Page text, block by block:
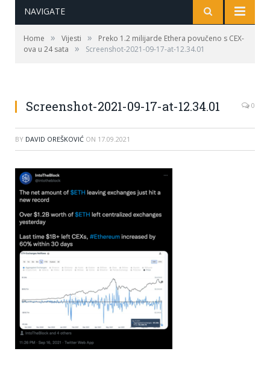
NAVIGATE
Home » Vijesti »
Preko 1.2 milijarde Ethera povučeno s CEX-
ova u 24 sata
» Screenshot-2021-09-17-at-12.34.01
Screenshot-2021-09-17-at-12.34.01 0
BY DAVID OREŠKOVIĆ ON 17.09.2021